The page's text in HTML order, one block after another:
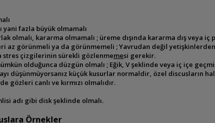
yani fazla büyük olmamalı
olmalı, kararma olmamalı ; üreme dışında kararma dışveya iç
az görünmeli ya da görünmemeli ; Yavrudan değil
stres çizgilerinin sürekli gözlenmemesi gerekir.
olduğunca düzgün olmalı ; Eğik, V şeklinde veya iç içe
düşünmüyorsanız küçük kusurlar normaldir, özel discusların
gözleri canlı ve kırmızı olmalıdır.
adı gibi disk şeklinde olmalı.
Örnekler